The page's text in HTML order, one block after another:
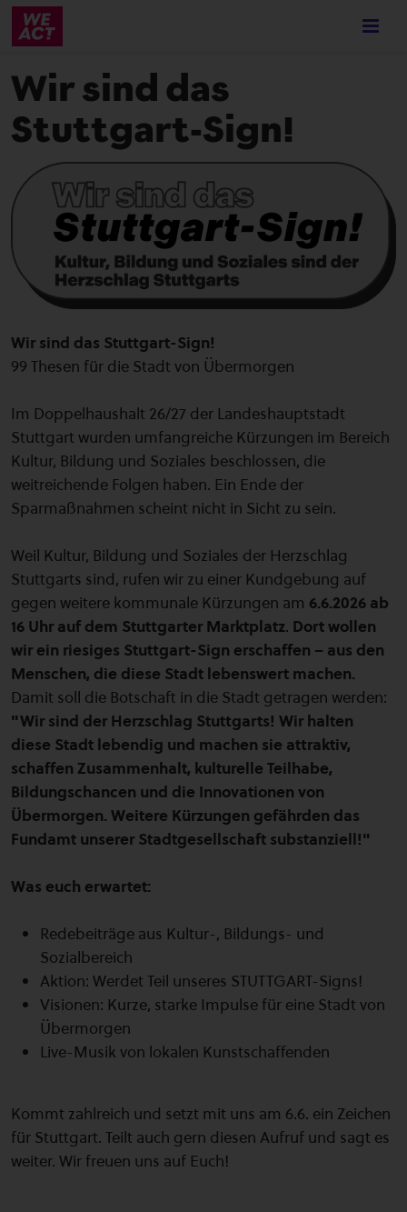
Skip
content
Wir sind das
Stuttgart-Sign!
Wir sind das Stuttgart-Sign!
99 Thesen für die Stadt von Übermorgen
Im Doppelhaushalt 26/27 der Landeshauptstadt
Stuttgart wurden umfangreiche Kürzungen im Bereich
Kultur, Bildung und Soziales beschlossen, die
weitreichende Folgen haben. Ein Ende der
Sparmaßnahmen scheint nicht in Sicht zu sein.
Weil Kultur, Bildung und Soziales der Herzschlag
Stuttgarts sind, rufen wir zu einer Kundgebung auf
gegen weitere kommunale Kürzungen am 6.6.2026 ab
16 Uhr auf dem Stuttgarter Marktplatz. Dort wollen
wir ein riesiges Stuttgart-Sign erschaffen – aus den
Menschen, die diese Stadt lebenswert machen.
Damit soll die Botschaft in die Stadt getragen werden:
"Wir sind der Herzschlag Stuttgarts! Wir halten
diese Stadt lebendig und machen sie attraktiv,
schaffen Zusammenhalt, kulturelle Teilhabe,
Bildungschancen und die Innovationen von
Übermorgen. Weitere Kürzungen gefährden das
Fundamt unserer Stadtgesellschaft substanziell!"
Was euch erwartet:
Redebeiträge aus Kultur-, Bildungs- und
Sozialbereich
Aktion: Werdet Teil unseres STUTTGART-Signs!
Visionen: Kurze, starke Impulse für eine Stadt von
Übermorgen
Live-Musik von lokalen Kunstschaffenden
Kommt zahlreich und setzt mit uns am 6.6. ein Zeichen
für Stuttgart. Teilt auch gern diesen Aufruf und sagt es
weiter. Wir freuen uns auf Euch!